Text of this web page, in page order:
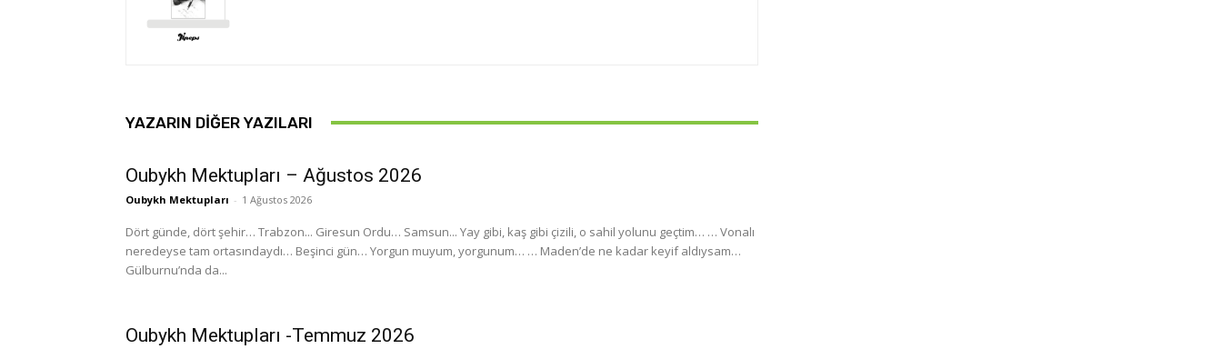
YAZARIN DIĞER YAZILARI
Oubykh Mektupları – Ağustos 2026
Oubykh Mektupları - 1 Ağustos 2026
Dört günde, dört şehir… Trabzon... Giresun Ordu… Samsun... Yay gibi, kaş gibi çizili, o sahil yolunu geçtim… … Vonalı
neredeyse tam ortasındaydı… Beşinci gün… Yorgun muyum, yorgunum… … Maden’de ne kadar keyif aldıysam…
Gülburnu’nda da...
Oubykh Mektupları -Temmuz 2026